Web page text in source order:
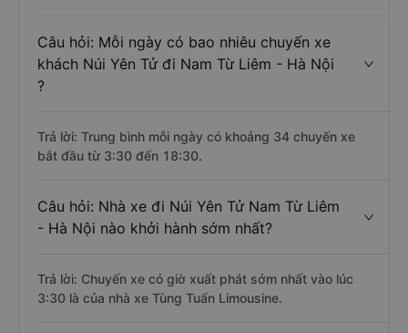
Câu hỏi: Mỗi ngày có bao nhiêu chuyến xe
khách Núi Yên Tử đi Nam Từ Liêm - Hà Nội
?
Trả lời: Trung bình mỗi ngày có khoảng 34 chuyến xe
bắt đầu từ 3:30 đến 18:30.
Câu hỏi: Nhà xe đi Núi Yên Tử Nam Từ Liêm
- Hà Nội nào khởi hành sớm nhất?
Trả lời: Chuyến xe có giờ xuất phát sớm nhất vào lúc
3:30 là của nhà xe Tùng Tuấn Limousine.